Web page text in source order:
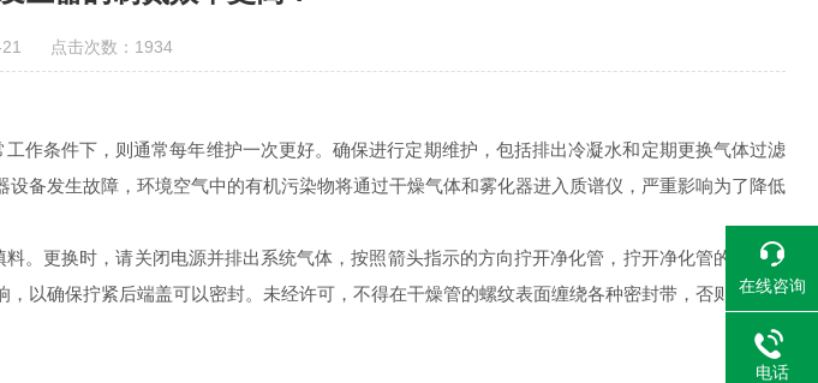
21 点击次数：1934
条件下，则通常每年维护一次更好。确保进行定期维护，包括排出冷凝水和定期更换气体过滤
备发生故障，环境空气中的有机污染物将通过干燥气体和雾化器进入质谱仪，严重影响为了降低
更换时，请关闭电源并排出系统气体，按照箭头指示的方向拧开净化管，拧开净化管的端盖，
以确保拧紧后端盖可以密封。未经许可，不得在干燥管的螺纹表面缠绕各种密封带，否则干燥管
在线咨询
电话